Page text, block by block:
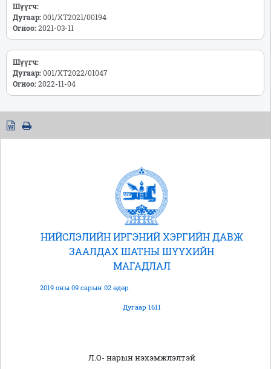
Шүүгч:
Дугаар:001/ХТ2021/00194
Огноо:2021-03-11
Шүүгч:
Дугаар:001/ХТ2022/01047
Огноо:2022-11-04
НИЙСЛЭЛИЙН ИРГЭНИЙ ХЭРГИЙН ДАВЖ
ЗААЛДАХ ШАТНЫ ШҮҮХИЙН
МАГАДЛАЛ
2019 оны 09 сарын 02 өдөр
Дугаар 1611
Л.О- нарын нэхэмжлэлтэй